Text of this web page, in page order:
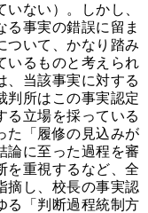
ない）。しかし、
る事実の錯誤に留ま
ついて、かなり踏み
いるものと考えられ
、当該事実に対する
判所はこの事実認定
る立場を採っている
た「履修の見込みが
論に至った過程を審
を重視するなど、全
摘し、校長の事実認
る「判断過程統制方